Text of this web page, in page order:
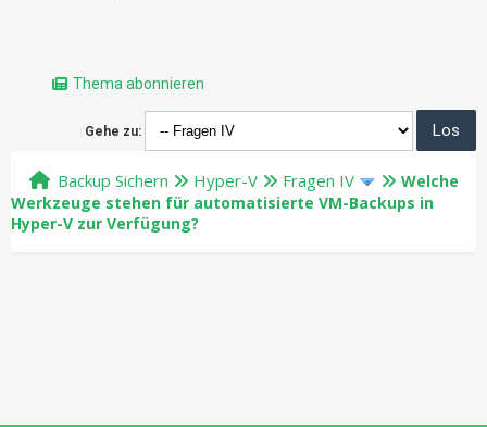
Thema abonnieren
Gehe zu:
Backup Sichern Hyper-V Fragen IV
Welche
Werkzeuge stehen für automatisierte VM-Backups in
Hyper-V zur Verfügung?